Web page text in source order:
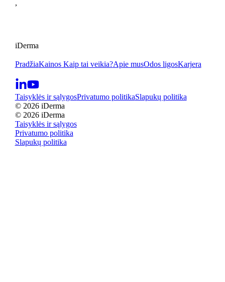
,
iDerma
PradžiaKainosKaip tai veikia?Apie musOdos ligosKarjera
Taisyklės ir sąlygosPrivatumo politikaSlapukų politika
© 2026 iDerma
© 2026 iDerma
Taisyklės ir sąlygos
Privatumo politika
Slapukų politika